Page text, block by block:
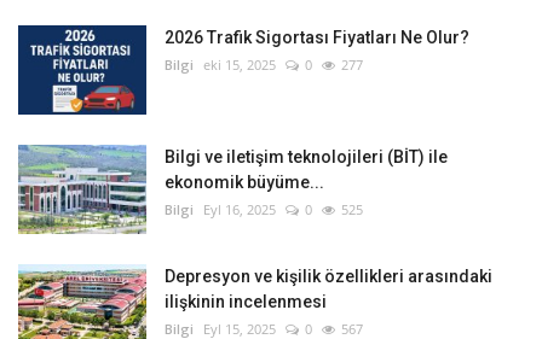
2026 Trafik Sigortası Fiyatları Ne Olur?
Bilgi eki 15, 2025 0 277
Bilgi ve iletişim teknolojileri (BİT) ile
ekonomik büyüme...
Bilgi Eyl 16, 2025 0 525
Depresyon ve kişilik özellikleri arasındaki
ilişkinin incelenmesi
Bilgi Eyl 15, 2025 0 567